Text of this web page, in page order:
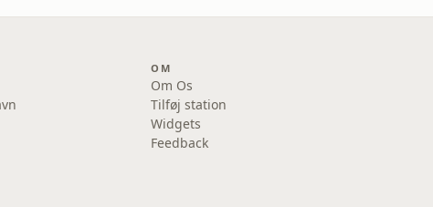
OM
Om Os
Tilføj station
Widgets
Feedback